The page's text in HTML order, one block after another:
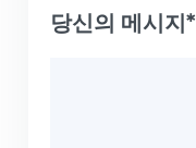
당신의 메시지*